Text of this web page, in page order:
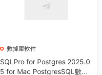
數據庫軟件
SQLPro for Postgres 2025.0
5 for Mac PostgresSQL數據